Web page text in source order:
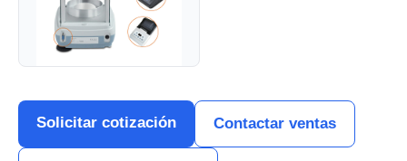
Solicitar cotización Contactar ventas